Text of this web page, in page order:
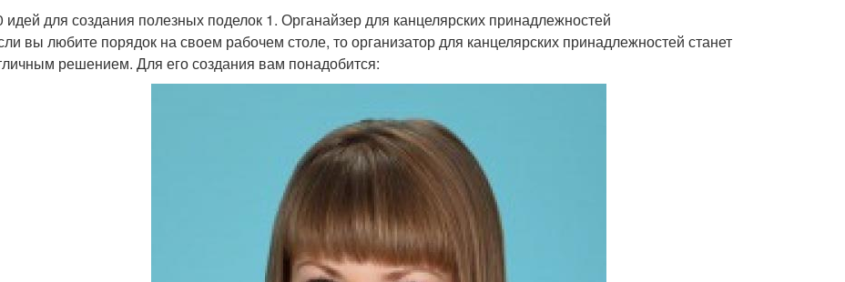
идей для создания полезных поделок 1. Органайзер для канцелярских принадлежностей
вы любите порядок на своем рабочем столе, то организатор для канцелярских принадлежностей станет
решением. Для его создания вам понадобится: